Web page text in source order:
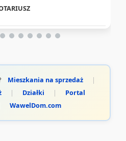
Mieszkania na sprzedaż
|
| Działki |
Portal
WawelDom.com